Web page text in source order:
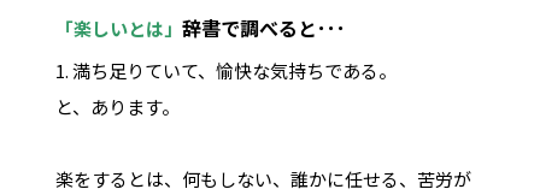
「楽しいとは」 辞書で調べると･･･
1. 満ち足りていて、愉快な気持ちである。
と、あります。
楽をするとは、何もしない、誰かに任せる、苦労が